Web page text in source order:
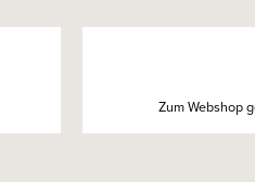
Zum Webshop